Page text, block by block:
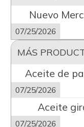
Nuevo
07/25/2026
MÁS
Aceite de
07/25/2026
Aceite
07/25/2026